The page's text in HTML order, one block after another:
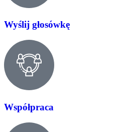
Wyślij głosówkę
Współpraca